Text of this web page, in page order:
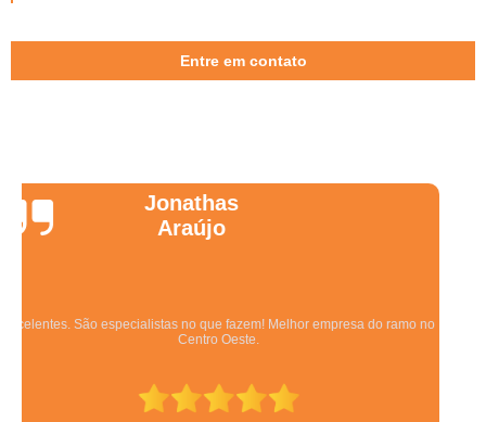
Entre em contato
Wanessa
Marques
Equipe qualificada, atendimento muito pontual e de forma organizada.
Preza pela qualidade, bom gosto e preço justo.